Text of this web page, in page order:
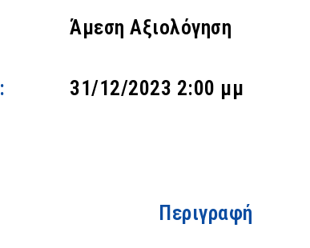
Άμεση Αξιολόγηση
31/12/2023 2:00 μμ
Περιγραφή